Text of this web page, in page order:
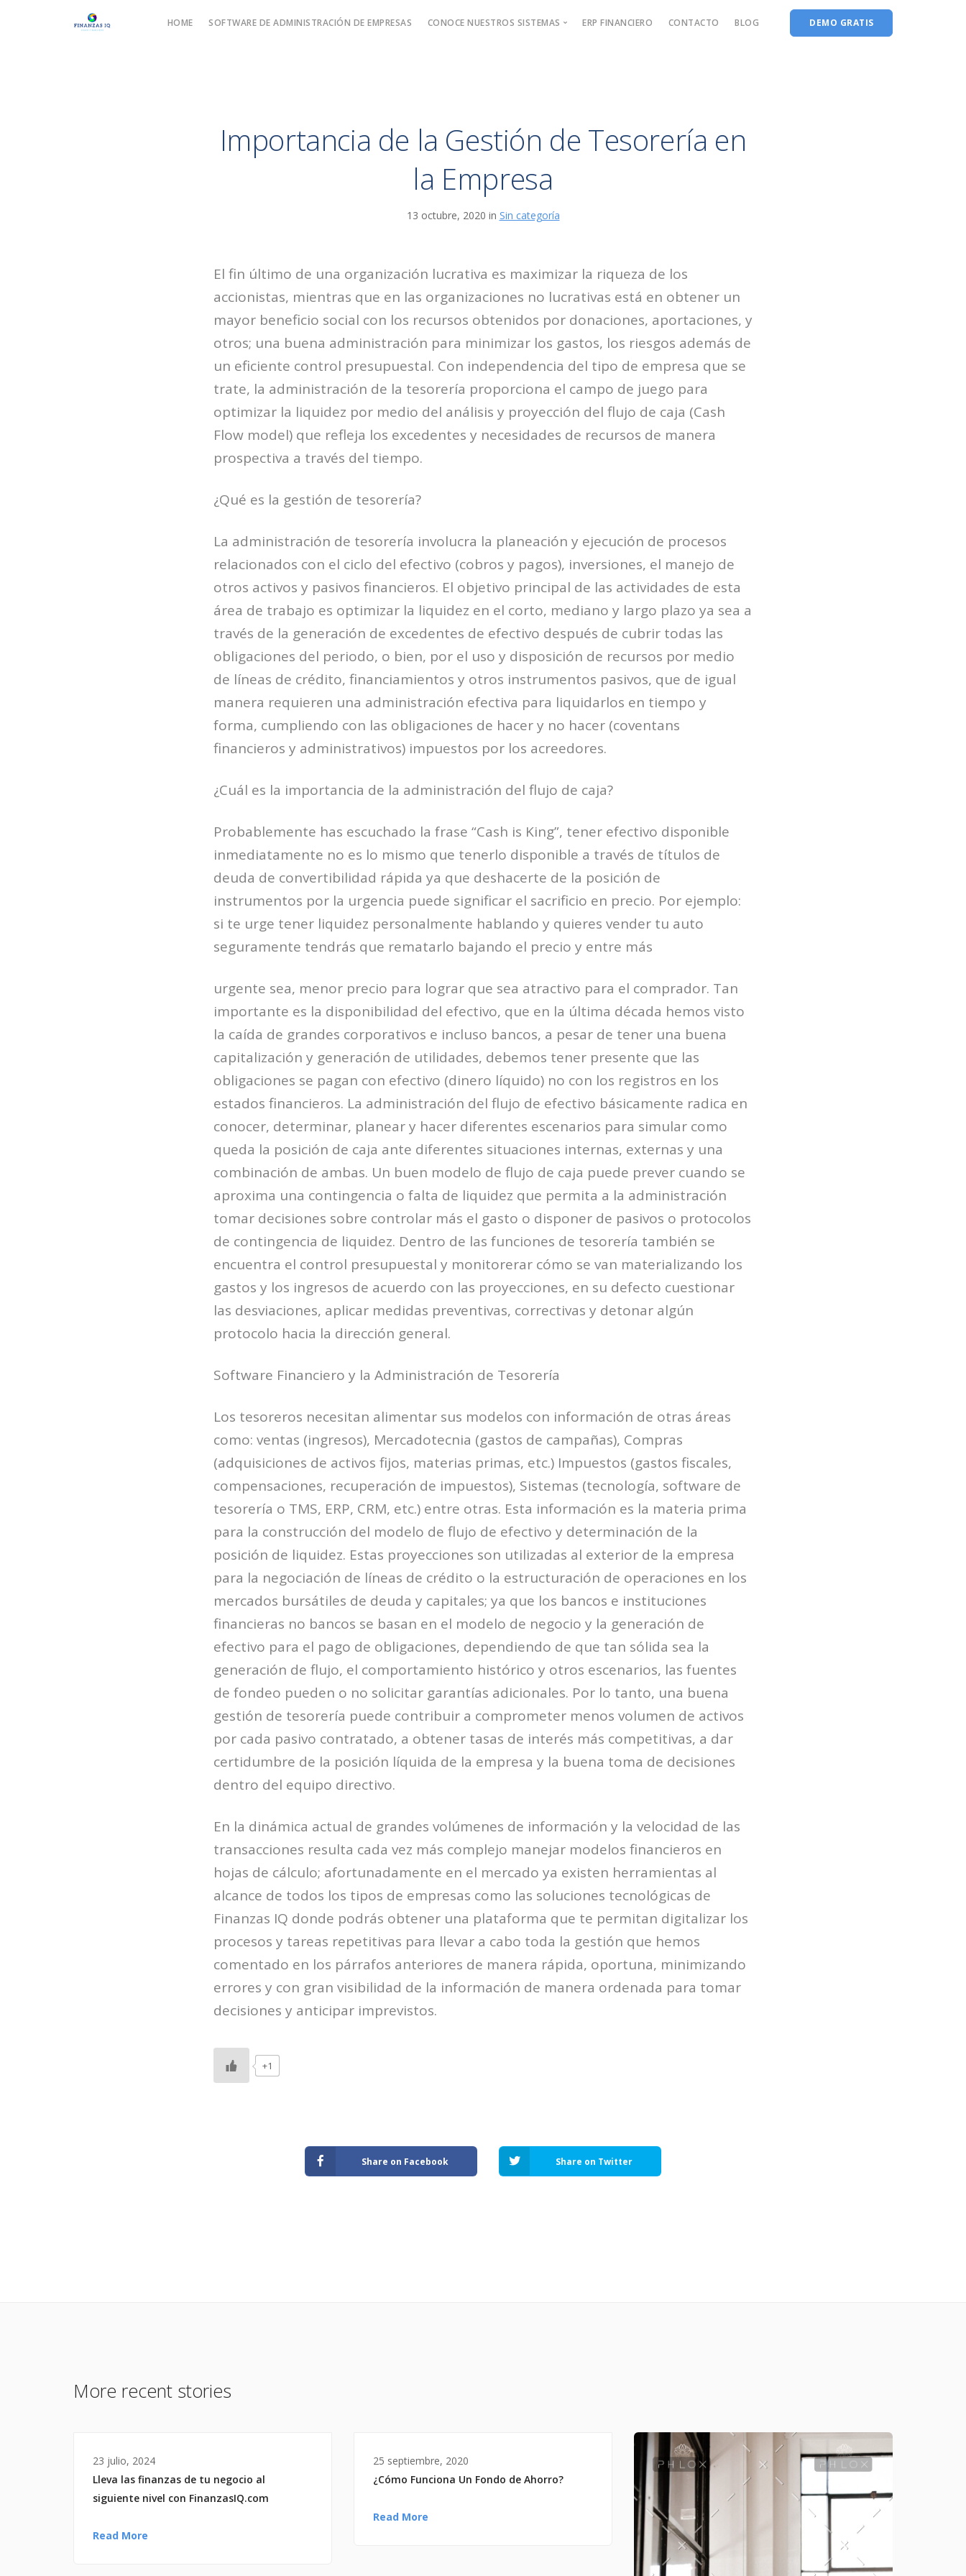
HOME SOFTWARE DE ADMINISTRACIÓN DE EMPRESAS CONOCE NUESTROS SISTEMAS ERP FINANCIERO CONTACTO BLOG DEMO GRATIS
Importancia de la Gestión de Tesorería en
la Empresa
13 octubre, 2020 in Sin categoría
El fin último de una organización lucrativa es maximizar la riqueza de los
accionistas, mientras que en las organizaciones no lucrativas está en obtener un
mayor beneficio social con los recursos obtenidos por donaciones, aportaciones, y
otros; una buena administración para minimizar los gastos, los riesgos además de
un eficiente control presupuestal. Con independencia del tipo de empresa que se
trate, la administración de la tesorería proporciona el campo de juego para
optimizar la liquidez por medio del análisis y proyección del flujo de caja (Cash
Flow model) que refleja los excedentes y necesidades de recursos de manera
prospectiva a través del tiempo.
¿Qué es la gestión de tesorería?
La administración de tesorería involucra la planeación y ejecución de procesos
relacionados con el ciclo del efectivo (cobros y pagos), inversiones, el manejo de
otros activos y pasivos financieros. El objetivo principal de las actividades de esta
área de trabajo es optimizar la liquidez en el corto, mediano y largo plazo ya sea a
través de la generación de excedentes de efectivo después de cubrir todas las
obligaciones del periodo, o bien, por el uso y disposición de recursos por medio
de líneas de crédito, financiamientos y otros instrumentos pasivos, que de igual
manera requieren una administración efectiva para liquidarlos en tiempo y
forma, cumpliendo con las obligaciones de hacer y no hacer (coventans
financieros y administrativos) impuestos por los acreedores.
¿Cuál es la importancia de la administración del flujo de caja?
Probablemente has escuchado la frase “Cash is King”, tener efectivo disponible
inmediatamente no es lo mismo que tenerlo disponible a través de títulos de
deuda de convertibilidad rápida ya que deshacerte de la posición de
instrumentos por la urgencia puede significar el sacrificio en precio. Por ejemplo:
si te urge tener liquidez personalmente hablando y quieres vender tu auto
seguramente tendrás que rematarlo bajando el precio y entre más
urgente sea, menor precio para lograr que sea atractivo para el comprador. Tan
importante es la disponibilidad del efectivo, que en la última década hemos visto
la caída de grandes corporativos e incluso bancos, a pesar de tener una buena
capitalización y generación de utilidades, debemos tener presente que las
obligaciones se pagan con efectivo (dinero líquido) no con los registros en los
estados financieros. La administración del flujo de efectivo básicamente radica en
conocer, determinar, planear y hacer diferentes escenarios para simular como
queda la posición de caja ante diferentes situaciones internas, externas y una
combinación de ambas. Un buen modelo de flujo de caja puede prever cuando se
aproxima una contingencia o falta de liquidez que permita a la administración
tomar decisiones sobre controlar más el gasto o disponer de pasivos o protocolos
de contingencia de liquidez. Dentro de las funciones de tesorería también se
encuentra el control presupuestal y monitorerar cómo se van materializando los
gastos y los ingresos de acuerdo con las proyecciones, en su defecto cuestionar
las desviaciones, aplicar medidas preventivas, correctivas y detonar algún
protocolo hacia la dirección general.
Software Financiero y la Administración de Tesorería
Los tesoreros necesitan alimentar sus modelos con información de otras áreas
como: ventas (ingresos), Mercadotecnia (gastos de campañas), Compras
(adquisiciones de activos fijos, materias primas, etc.) Impuestos (gastos fiscales,
compensaciones, recuperación de impuestos), Sistemas (tecnología, software de
tesorería o TMS, ERP, CRM, etc.) entre otras. Esta información es la materia prima
para la construcción del modelo de flujo de efectivo y determinación de la
posición de liquidez. Estas proyecciones son utilizadas al exterior de la empresa
para la negociación de líneas de crédito o la estructuración de operaciones en los
mercados bursátiles de deuda y capitales; ya que los bancos e instituciones
financieras no bancos se basan en el modelo de negocio y la generación de
efectivo para el pago de obligaciones, dependiendo de que tan sólida sea la
generación de flujo, el comportamiento histórico y otros escenarios, las fuentes
de fondeo pueden o no solicitar garantías adicionales. Por lo tanto, una buena
gestión de tesorería puede contribuir a comprometer menos volumen de activos
por cada pasivo contratado, a obtener tasas de interés más competitivas, a dar
certidumbre de la posición líquida de la empresa y la buena toma de decisiones
dentro del equipo directivo.
En la dinámica actual de grandes volúmenes de información y la velocidad de las
transacciones resulta cada vez más complejo manejar modelos financieros en
hojas de cálculo; afortunadamente en el mercado ya existen herramientas al
alcance de todos los tipos de empresas como las soluciones tecnológicas de
Finanzas IQ donde podrás obtener una plataforma que te permitan digitalizar los
procesos y tareas repetitivas para llevar a cabo toda la gestión que hemos
comentado en los párrafos anteriores de manera rápida, oportuna, minimizando
errores y con gran visibilidad de la información de manera ordenada para tomar
decisiones y anticipar imprevistos.
+1
Share on Facebook Share on Twitter
More recent stories
23 julio, 2024
Lleva las finanzas de tu negocio al
siguiente nivel con FinanzasIQ.com
Read More
25 septiembre, 2020
¿Cómo Funciona Un Fondo de Ahorro?
Read More